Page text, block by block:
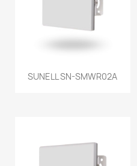
SUNELL SN-SMWR02A